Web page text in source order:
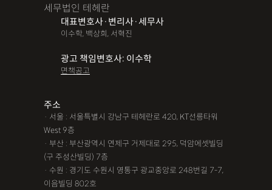
세무법인 테헤란
대표변호사·변리사·세무사
이수학, 백상희, 서혁진
광고 책임변호사: 이수학
면책공고
주소
· 서울 : 서울특별시 강남구 테헤란로 420, KT선릉타워
West 9층
· 부산 : 부산광역시 연제구 거제대로 295, 덕암에셋빌딩
(구 주성산빌딩) 7층
· 수원 : 경기도 수원시 영통구 광교중앙로 248번길 7-7,
이음빌딩 802호